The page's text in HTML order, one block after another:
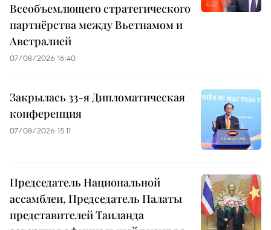
Всеобъемлющего стратегического
партнёрства между Вьетнамом и
Австралией
07/08/2026 16:40
Закрылась 33-я Дипломатическая
конференция
07/08/2026 15:11
Председатель Национальной
ассамблеи, Председатель Палаты
представителей Таиланда